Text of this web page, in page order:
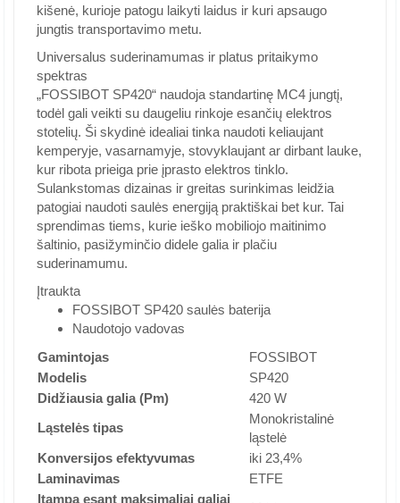
kišenė, kurioje patogu laikyti laidus ir kuri apsaugo
jungtis transportavimo metu.
Universalus suderinamumas ir platus pritaikymo
spektras
„FOSSIBOT SP420“ naudoja standartinę MC4 jungtį,
todėl gali veikti su daugeliu rinkoje esančių elektros
stotelių. Ši skydinė idealiai tinka naudoti keliaujant
kemperyje, vasarnamyje, stovyklaujant ar dirbant lauke,
kur ribota prieiga prie įprasto elektros tinklo.
Sulankstomas dizainas ir greitas surinkimas leidžia
patogiai naudoti saulės energiją praktiškai bet kur. Tai
sprendimas tiems, kurie ieško mobiliojo maitinimo
šaltinio, pasižyminčio didele galia ir plačiu
suderinamumu.
Įtraukta
FOSSIBOT SP420 saulės baterija
Naudotojo vadovas
Gamintojas
FOSSIBOT
Modelis
SP420
Didžiausia galia (Pm)
420 W
Ląstelės tipas
Monokristalinė
ląstelė
Konversijos efektyvumas
iki 23,4%
Laminavimas
ETFE
Įtampa esant maksimaliai galiai